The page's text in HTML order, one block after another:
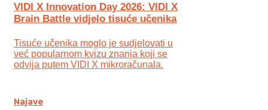
VIDI X Innovation Day 2026: VIDI X
Brain Battle vidjelo tisuće učenika
Tisuće učenika moglo je sudjelovati u
već popularnom kvizu znanja koji se
odvija putem VIDI X mikroračunala.
Najave